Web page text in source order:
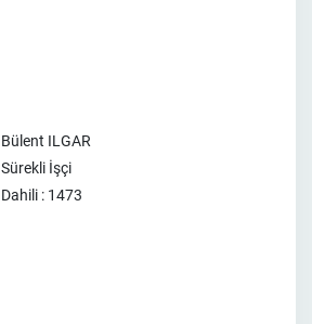
Bülent ILGAR
Sürekli İşçi
Dahili : 1473